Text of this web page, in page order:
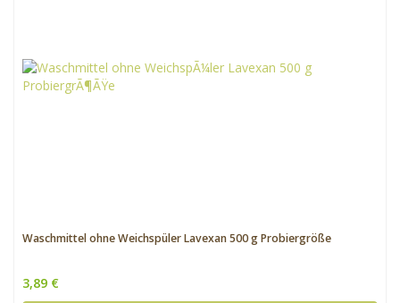
Waschmittel ohne Weichspüler Lavexan 500 g Probiergröße
3,89 €